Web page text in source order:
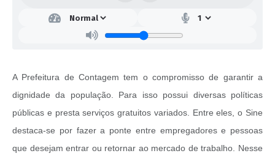
A Prefeitura de Contagem tem o compromisso de garantir a
dignidade da população. Para isso possui diversas políticas
públicas e presta serviços gratuitos variados. Entre eles, o Sine
destaca-se por fazer a ponte entre empregadores e pessoas
que desejam entrar ou retornar ao mercado de trabalho. Nesse